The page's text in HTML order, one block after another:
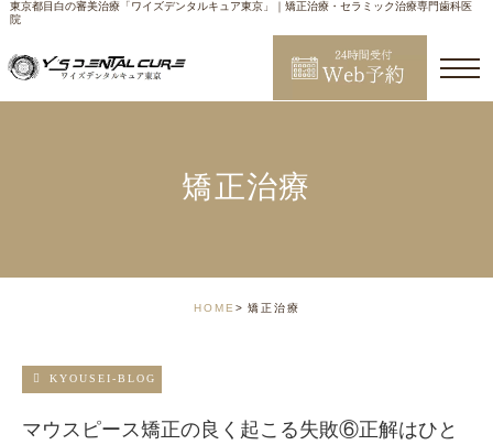
東京都目白の審美治療「ワイズデンタルキュア東京」｜矯正治療・セラミック治療専門歯科医
院
矯正治療
HOME 矯正治療
KYOUSEI-BLOG
マウスピース矯正の良く起こる失敗⑥正解はひと